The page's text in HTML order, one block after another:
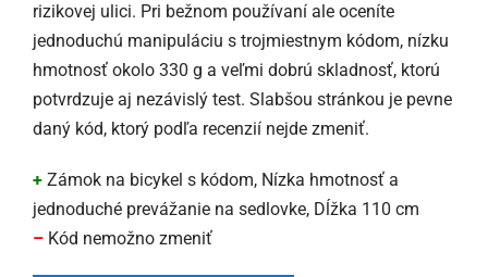
rizikovej ulici. Pri bežnom používaní ale oceníte
jednoduchú manipuláciu s trojmiestnym kódom, nízku
hmotnosť okolo 330 g a veľmi dobrú skladnosť, ktorú
potvrdzuje aj nezávislý test. Slabšou stránkou je pevne
daný kód, ktorý podľa recenzií nejde zmeniť.
+ Zámok na bicykel s kódom, Nízka hmotnosť a
jednoduché prevážanie na sedlovke, Dĺžka 110 cm
– Kód nemožno zmeniť